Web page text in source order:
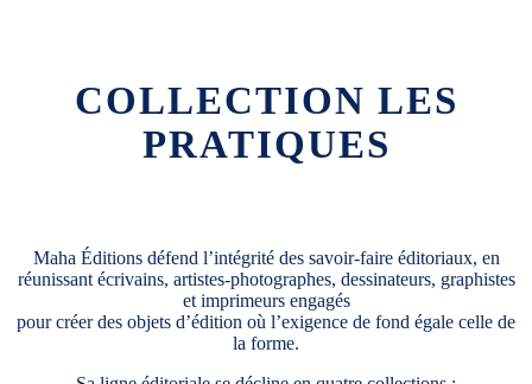
COLLECTION LES
PRATIQUES
Maha Éditions défend l’intégrité des savoir-faire éditoriaux, en
réunissant écrivains, artistes-photographes, dessinateurs, graphistes
et imprimeurs engagés
pour créer des objets d’édition où l’exigence de fond égale celle de
la forme.